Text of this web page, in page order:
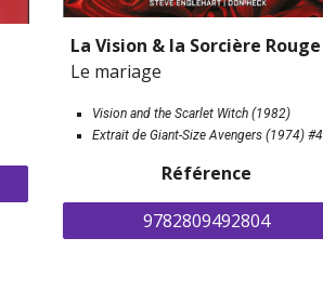
Le mariage
Vision and the Scarlet Witch (1982)
Extrait de Giant-Size Avengers (1974) #4
Référence
9782809492804